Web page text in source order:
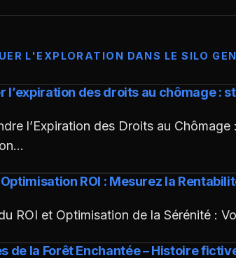
L'EXPLORATION DANS LE SILO
l’expiration des droits au chômage :
l’Expiration des Droits au
ROI : Mesurez la
ROI et Optimisation de la Sérénité :
de la Forêt Enchantée – Histoire